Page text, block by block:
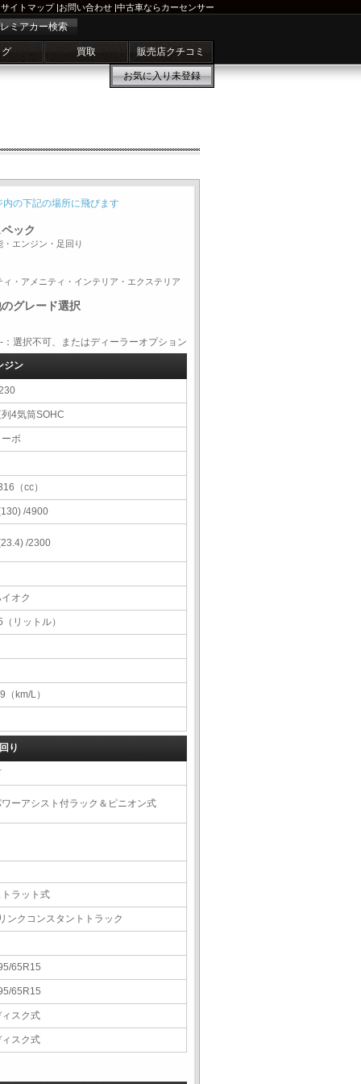
サイトマップ|お問い合わせ |中古車ならカーセンサー
ミアカー検索
買取 販売店クチコミ
お気に入り未登録
内の下記の場所に飛びます
ック
・エンジン・足回り
ィ・アメニティ・インテリア・エクステリア
グレード選択
択不可、またはディーラーオプション
ジン
4気筒SOHC
ーボ
（cc）
/4900
/2300
オク
（リットル）
（km/L）
り
ーアシスト付ラック＆ピニオン式
トラット式
ンクコンスタントトラック
65R15
65R15
スク式
スク式